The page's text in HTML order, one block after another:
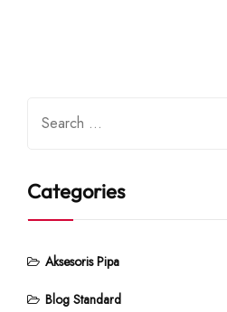
Categories
Aksesoris Pipa
Blog Standard